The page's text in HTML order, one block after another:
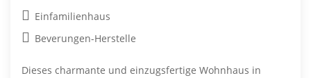
Einfamilienhaus
Beverungen-Herstelle
Dieses charmante und einzugsfertige Wohnhaus in